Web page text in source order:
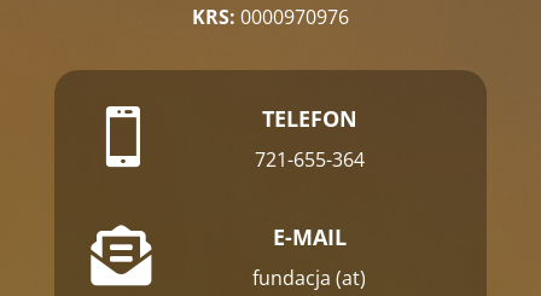
KRS: 0000970976
 TELEFON
721-655-364
 E-MAIL
fundacja (at)